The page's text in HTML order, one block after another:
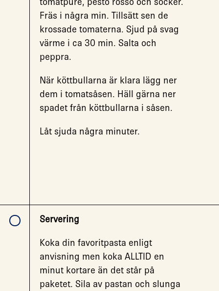
Fräs i några min. Tillsätt sen de
krossade tomaterna. Sjud på svag
värme i ca 30 min. Salta och
peppra.
När köttbullarna är klara lägg ner
dem i tomatsåsen. Häll gärna ner
spadet från köttbullarna i såsen.
Låt sjuda några minuter.
Servering
Koka din favoritpasta enligt
anvisning men koka ALLTID en
minut kortare än det står på
paketet. Sila av pastan och slunga